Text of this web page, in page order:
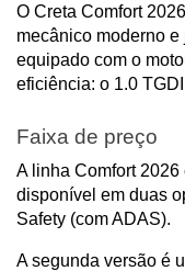
O Creta Comfort
mecânico moderno
equipado com o
eficiência: o 1.0
Faixa de preço
A linha Comfort
disponível em duas
Safety (com ADAS).
A segunda versão é